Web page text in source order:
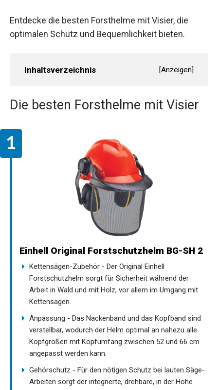
Entdecke die besten Forsthelme mit Visier, die
optimalen Schutz und Bequemlichkeit bieten.
Inhaltsverzeichnis [Anzeigen]
Die besten Forsthelme mit Visier
Einhell Original Forstschutzhelm BG-SH 2
Kettensägen-Zubehör - Der Original Einhell
Forstschutzhelm sorgt für Sicherheit während der
Arbeit in Wald und mit Holz, vor allem im Umgang mit
Kettensägen.
Anpassung - Das Nackenband und das Kopfband sind
verstellbar, wodurch der Helm optimal an nahezu alle
Kopfgrößen mit Kopfumfang zwischen 52 und 66 cm
angepasst werden kann.
Gehörschutz - Für den nötigen Schutz bei lauten Säge-
Arbeiten sorgt der integrierte, drehbare, in der Höhe